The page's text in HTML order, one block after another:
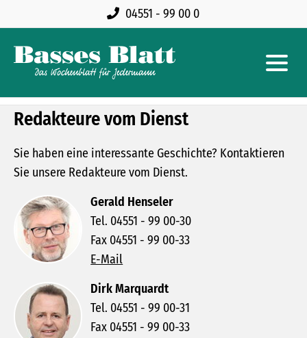
04551 - 99 00 0
Redakteure vom Dienst
Sie haben eine interessante Geschichte? Kontaktieren
Sie unsere Redakteure vom Dienst.
Gerald Henseler
Tel. 04551 - 99 00-30
Fax 04551 - 99 00-33
E-Mail
Dirk Marquardt
Tel. 04551 - 99 00-31
Fax 04551 - 99 00-33